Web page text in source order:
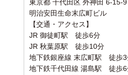
東京都 千代田区 外神田 6-15-9
明治安田生命末広町ビル
【交通・アクセス】
JR 御徒町駅 徒歩6分
JR 秋葉原駅 徒歩10分
地下鉄銀座線 末広町駅 徒歩3
地下鉄千代田線 湯島駅 徒歩6